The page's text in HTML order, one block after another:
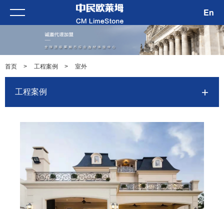
En
首页 > 工程案例 > 室外
工程案例